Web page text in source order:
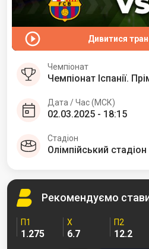
Дивитися
Чемпіонат
Чемпіонат Іспанії.
Дата / Час (МСК)
02.03.2025 - 18:15
Стадіон
Олімпійський
Рекомендуємо
П1
1.275
Х
6.7
П2
12.2